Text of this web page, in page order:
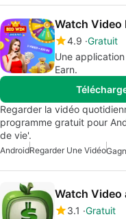
Watch Video
4.9 Gratuit
Une
Earn.
Regarder la vidéo
programme gratuit pour
de vie'.
AndroidRegarder Une Vidéo
Watch Video
3.1 Gratuit